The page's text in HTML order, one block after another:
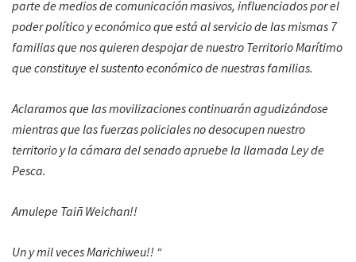
parte de medios de comunicación masivos, influenciados por el
poder político y económico que está al servicio de las mismas 7
familias que nos quieren despojar de nuestro Territorio Marítimo
que constituye el sustento económico de nuestras familias.
Aclaramos que las movilizaciones continuarán agudizándose
mientras que las fuerzas policiales no desocupen nuestro
territorio y la cámara del senado apruebe la llamada Ley de
Pesca.
Amulepe Taiñ Weichan!!
Un y mil veces Marichiweu!! “